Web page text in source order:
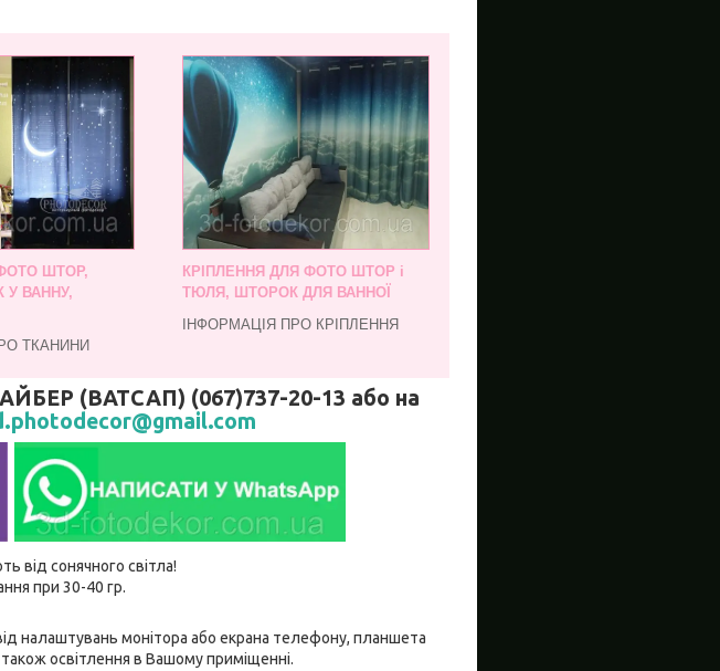
ШТОР,
ВАННУ,
ТКАНИНИ
КРІПЛЕННЯ ДЛЯ ФОТО ШТОР і
ТЮЛЯ, ШТОРОК ДЛЯ ВАННОЇ
ІНФОРМАЦІЯ ПРО КРІПЛЕННЯ
(ВАТСАП) (067)737-20-13 або на
від сонячного світла!
при 30-40 гр.
налаштувань монітора або екрана телефону, планшета
також освітлення в Вашому приміщенні.